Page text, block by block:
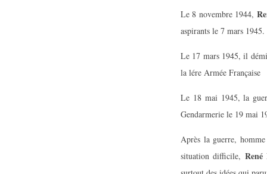
Le 8 novembre 1944,
aspirants le 7 mars 1945.
Le 17 mars 1945, il
la lére Armée Française
Le 18 mai 1945, la
Gendarmerie le 19 mai
Après la guerre,
situation difficile,